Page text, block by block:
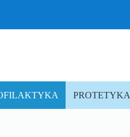
PROTETYKA